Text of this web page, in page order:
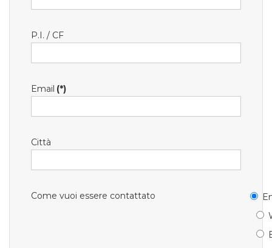
P.I. / CF
Email (*)
Città
Come vuoi essere contattato